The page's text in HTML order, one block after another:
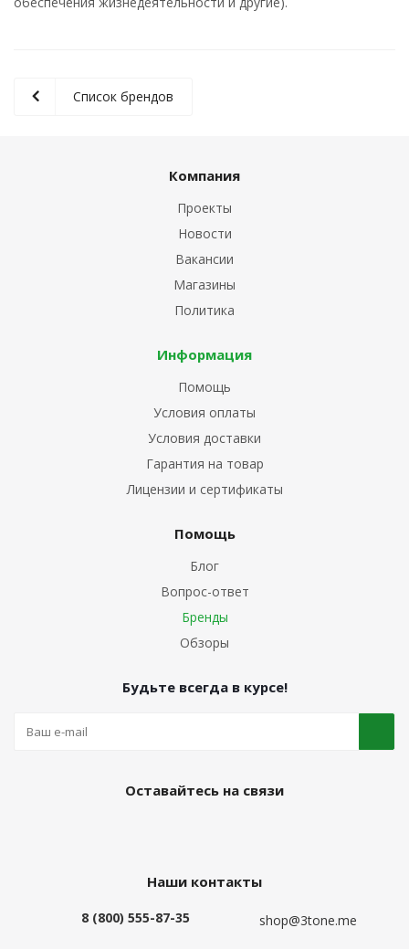
Список брендов
Компания
Проекты
Новости
Вакансии
Магазины
Политика
Информация
Помощь
Условия оплаты
Условия доставки
Гарантия на товар
Лицензии и сертификаты
Помощь
Блог
Вопрос-ответ
Бренды
Обзоры
Будьте всегда в курсе!
Оставайтесь на связи
Наши контакты
8 (800) 555-87-35 shop@3tone.me